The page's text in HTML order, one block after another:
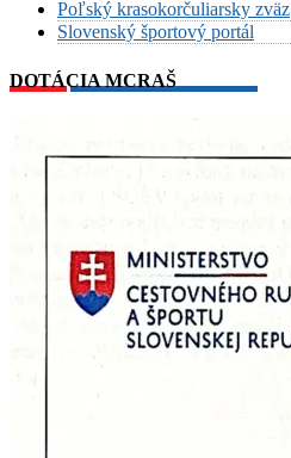
Poľský krasokorčuliarsky zväz
Slovenský športový portál
DOTÁCIA MCRAŠ